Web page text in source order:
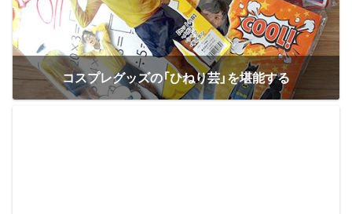
コスプレグッズの「ひねり芸」を堪能する